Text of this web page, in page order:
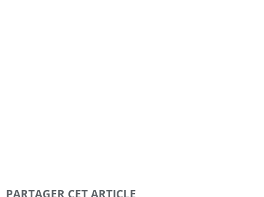
PARTAGER CET ARTICLE